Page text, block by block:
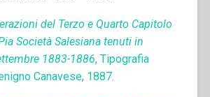
del Terzo e Quarto Capitolo
Società Salesiana tenuti in
1883-1886, Tipografia
Canavese, 1887.